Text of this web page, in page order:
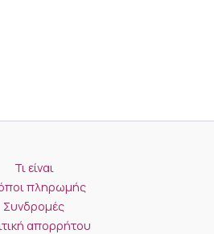
Τι είναι
πληρωμής
Συνδρομές
απορρήτου